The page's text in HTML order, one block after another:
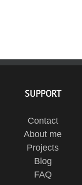
SUPPORT
Contact
About me
Projects
Blog
FAQ